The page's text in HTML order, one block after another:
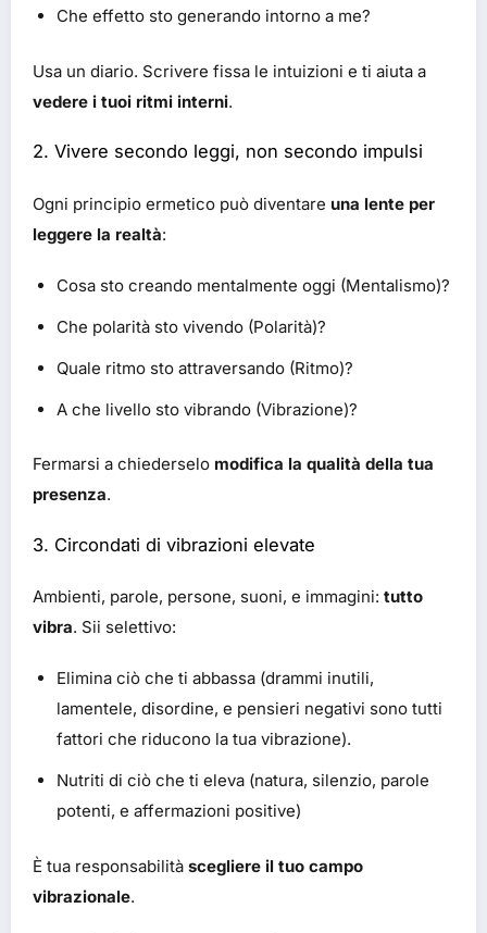
Che effetto sto generando intorno a me?
Usa un diario. Scrivere fissa le intuizioni e ti aiuta a
vedere i tuoi ritmi interni.
2. Vivere secondo leggi, non secondo impulsi
Ogni principio ermetico può diventare una lente per
leggere la realtà:
Cosa sto creando mentalmente oggi (Mentalismo)?
Che polarità sto vivendo (Polarità)?
Quale ritmo sto attraversando (Ritmo)?
A che livello sto vibrando (Vibrazione)?
Fermarsi a chiederselo modifica la qualità della tua
presenza.
3. Circondati di vibrazioni elevate
Ambienti, parole, persone, suoni, e immagini: tutto
vibra. Sii selettivo:
Elimina ciò che ti abbassa (drammi inutili,
lamentele, disordine, e pensieri negativi sono tutti
fattori che riducono la tua vibrazione).
Nutriti di ciò che ti eleva (natura, silenzio, parole
potenti, e affermazioni positive)
È tua responsabilità scegliere il tuo campo
vibrazionale.